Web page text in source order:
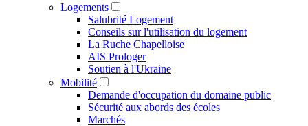
Logements
Salubrité Logement
Conseils sur l'utilisation du logement
La Ruche Chapelloise
AIS Prologer
Soutien à l'Ukraine
Mobilité
Demande d'occupation du domaine public
Sécurité aux abords des écoles
Marchés